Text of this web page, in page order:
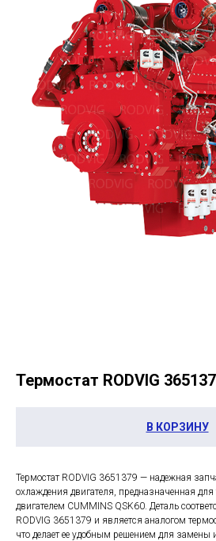
Термостат RODVIG
В КОРЗИНУ
Термостат RODVIG 3651379 — надежная
охлаждения двигателя, предназначенная
двигателем CUMMINS QSK60. Деталь
RODVIG 3651379 и является аналогом
что делает ее удобным решением для замены